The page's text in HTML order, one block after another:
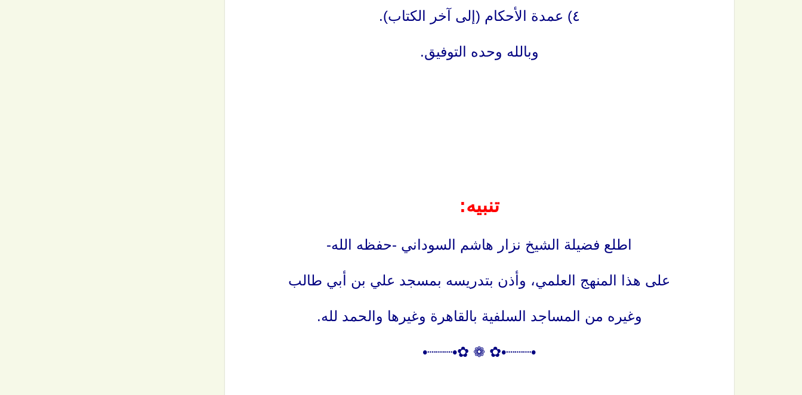
٤) عمدة الأحكام (إلى آخر الكتاب).
وبالله وحده التوفيق.
تنبيه:
اطلع فضيلة الشيخ نزار هاشم السوداني -حفظه الله-
على هذا المنهج العلمي، وأذن بتدريسه بمسجد علي بن أبي طالب
وغيره من المساجد السلفية بالقاهرة وغيرها والحمد لله.
•┈┈┈•✿ ❁ ✿•┈┈┈•